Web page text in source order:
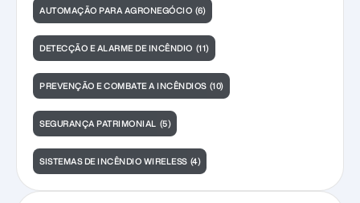
AUTOMAÇÃO PARA AGRONEGÓCIO (6)
DETECÇÃO E ALARME DE INCÊNDIO (11)
PREVENÇÃO E COMBATE A INCÊNDIOS (10)
SEGURANÇA PATRIMONIAL (5)
SISTEMAS DE INCÊNDIO WIRELESS (4)